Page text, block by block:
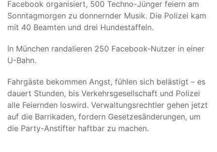
Facebook organisiert, 500 Techno-Jünger feiern am
Sonntagmorgen zu donnernder Musik. Die Polizei kam
mit 40 Beamten und drei Hundestaffeln.
In München randalieren 250 Facebook-Nutzer in einer
U-Bahn.
Fahrgäste bekommen Angst, fühlen sich belästigt – es
dauert Stunden, bis Verkehrsgesellschaft und Polizei
alle Feiernden loswird. Verwaltungsrechtler gehen jetzt
auf die Barrikaden, fordern Gesetzesänderungen, um
die Party-Anstifter haftbar zu machen.